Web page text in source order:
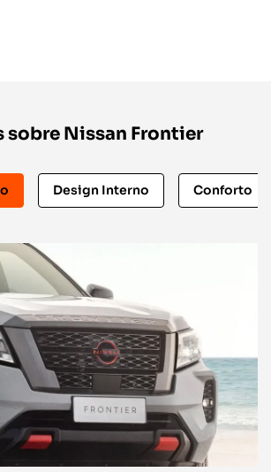
sobre Nissan Frontier
Design Interno Conforto